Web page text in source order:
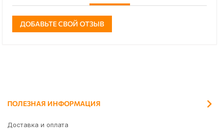
ДОБАВЬТЕ СВОЙ ОТЗЫВ
ПОЛЕЗНАЯ ИНФОРМАЦИЯ
Доставка и оплата